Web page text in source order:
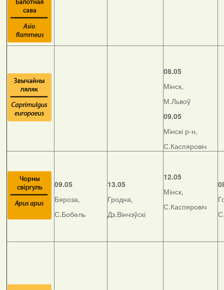
08.05
Мінск,
М.Львоў
09.05
Мінскі р-н,
С.Каспяровіч
09.05
Бяроза,
С.Бобель
13.05
Гродна,
Дз.Вінчэўскі
12.05
Мінск,
С.Каспяровіч